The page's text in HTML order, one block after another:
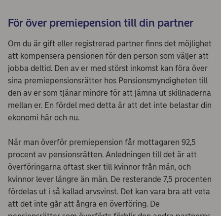
För över premiepension till din partner
Om du är gift eller registrerad partner finns det möjlighet
att kompensera pensionen för den person som väljer att
jobba deltid. Den av er med störst inkomst kan föra över
sina premiepensionsrätter hos Pensionsmyndigheten till
den av er som tjänar mindre för att jämna ut skillnaderna
mellan er. En fördel med detta är att det inte belastar din
ekonomi här och nu.
När man överför premiepension får mottagaren 92,5
procent av pensionsrätten. Anledningen till det är att
överföringarna oftast sker till kvinnor från män, och
kvinnor lever längre än män. De resterande 7,5 procenten
fördelas ut i så kallad arvsvinst. Det kan vara bra att veta
att det inte går att ångra en överföring. De